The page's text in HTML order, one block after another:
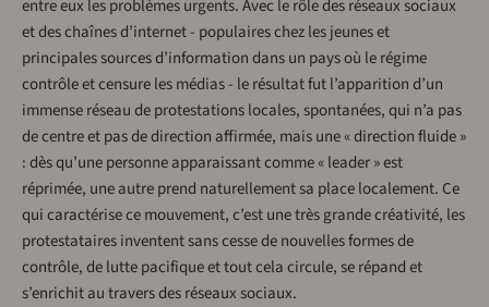
entre eux les problèmes urgents. Avec le rôle des réseaux sociaux
et des chaînes d’internet - populaires chez les jeunes et
principales sources d’information dans un pays où le régime
contrôle et censure les médias - le résultat fut l’apparition d’un
immense réseau de protestations locales, spontanées, qui n’a pas
de centre et pas de direction affirmée, mais une « direction fluide »
: dès qu’une personne apparaissant comme « leader » est
réprimée, une autre prend naturellement sa place localement. Ce
qui caractérise ce mouvement, c’est une très grande créativité, les
protestataires inventent sans cesse de nouvelles formes de
contrôle, de lutte pacifique et tout cela circule, se répand et
s’enrichit au travers des réseaux sociaux.